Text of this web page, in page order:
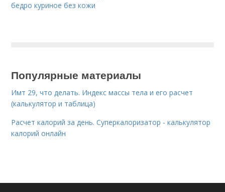
бедро куриное без кожи
Популярные материалы
Имт 29, что делать. Индекс массы тела и его расчет
(калькулятор и таблица)
Расчет калорий за день. Суперкалоризатор - калькулятор
калорий онлайн